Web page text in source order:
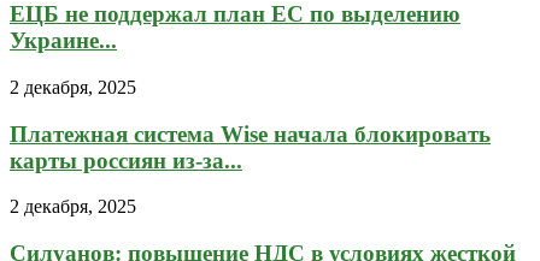
ЕЦБ не поддержал план ЕС по выделению
Украине...
2 декабря, 2025
Платежная система Wise начала блокировать
карты россиян из-за...
2 декабря, 2025
Силуанов: повышение НДС в условиях жесткой